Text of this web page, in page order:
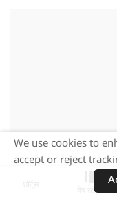
वेब स्टोरीज़
We use cookies to
accept or reject